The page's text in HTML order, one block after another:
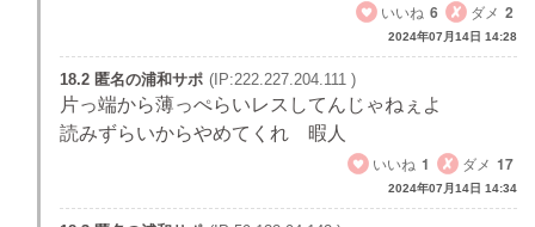
いいね 6 ダメ 2
2024年07月14日 14:28
18.2 匿名の浦和サポ (IP:222.227.204.111 )
片っ端から薄っぺらいレスしてんじゃねぇよ
読みずらいからやめてくれ 暇人
いいね 1 ダメ 17
2024年07月14日 14:34